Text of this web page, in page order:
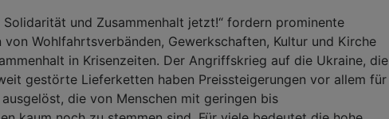
Solidarität und Zusammenhalt jetzt!“ fordern prominente
Wohlfahrtsverbänden, Gewerkschaften, Kultur und Kirche
in Krisenzeiten. Der Angriffskrieg auf die Ukraine, die
gestörte Lieferketten haben Preissteigerungen vor allem für
die von Menschen mit geringen bis